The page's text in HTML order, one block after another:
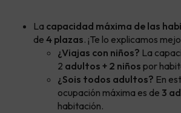
La capacidad máxima de las
de 4 plazas. ¡Te lo explicamos
¿Viajas con niños? La
2 adultos + 2 niños por
¿Sois todos adultos? En
ocupación máxima es de 3
habitación.